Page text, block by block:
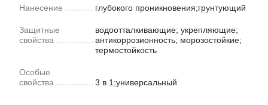
Нанесение глубокого проникновения;грунтующий
Защитные
свойства
водоотталкивающие; укрепляющие;
антикоррозионность; морозостойкие;
термостойкость
Особые
свойства
3 в 1;универсальный